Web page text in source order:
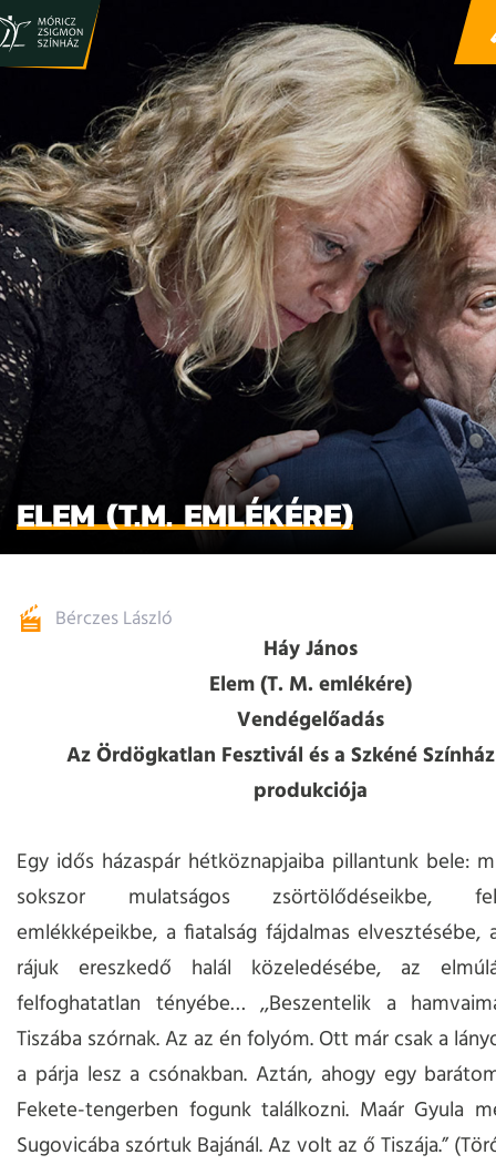
ELEM (T.M. EMLÉKÉRE)
Bérczes László
Háy János
Elem (T. M. emlékére)
Vendégelőadás
Az Ördögkatlan Fesztivál és a Szkéné
produkciója
Egy idős házaspár hétköznapjaiba pillantunk bele:
sokszor mulatságos zsörtölődéseikbe, fel-
emlékképeikbe, a fiatalság fájdalmas elvesztésébe,
rájuk ereszkedő halál közeledésébe, az
felfoghatatlan tényébe… ,,Beszentelik a
Tiszába szórnak. Az az én folyóm. Ott már csak a
a párja lesz a csónakban. Aztán, ahogy egy
Fekete-tengerben fogunk találkozni. Maár Gyula
Sugovicába szórtuk Bajánál. Az volt az ő Tiszája.”